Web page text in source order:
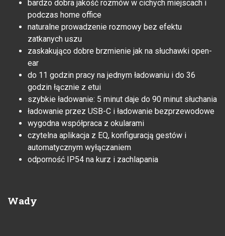
bardzo dobra jakość rozmów w cichych miejscach i
podczas home office
naturalne prowadzenie rozmowy bez efektu
zatkanych uszu
zaskakująco dobre brzmienie jak na słuchawki open-
ear
do 11 godzin pracy na jednym ładowaniu i do 36
godzin łącznie z etui
szybkie ładowanie: 5 minut daje do 90 minut słuchania
ładowanie przez USB-C i ładowanie bezprzewodowe
wygodna współpraca z okularami
czytelna aplikacja z EQ, konfiguracją gestów i
automatycznym wyłączaniem
odporność IP54 na kurz i zachlapania
Wady